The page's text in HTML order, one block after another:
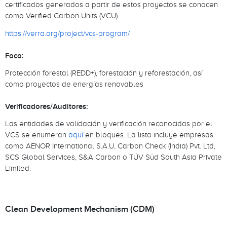
certificados generados a partir de estos proyectos se conocen
como Verified Carbon Units (VCU).
https://verra.org/project/vcs-program/
Foco:
Protección forestal (REDD+), forestación y reforestación, así
como proyectos de energías renovables
Verificadores/Auditores:
Las entidades de validación y verificación reconocidas por el
VCS se enumeran aquíen bloques. La lista incluye empresas
como AENOR International S.A.U, Carbon Check (India) Pvt. Ltd,
SCS Global Services, S&A Carbon o TÜV Süd South Asia Private
Limited.
Clean Development Mechanism (CDM)